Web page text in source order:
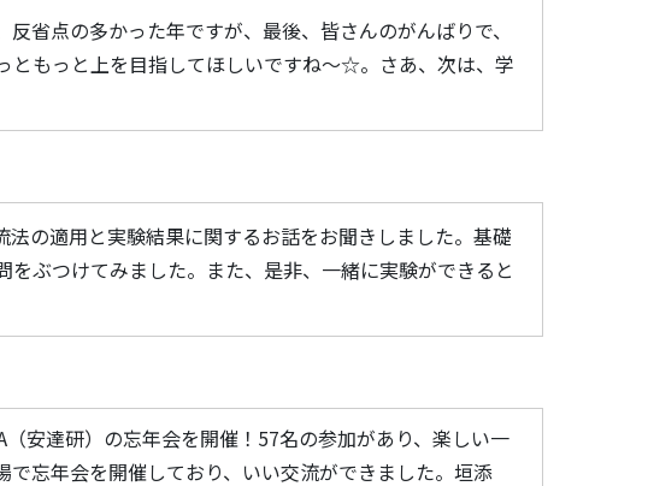
省点の多かった年ですが、最後、皆さんのがんばりで、
ともっと上を目指してほしいですね～☆。さあ、次は、学
の適用と実験結果に関するお話をお聞きしました。基礎
ぶつけてみました。また、是非、一緒に実験ができると
安達研）の忘年会を開催！57名の参加があり、楽しい一
忘年会を開催しており、いい交流ができました。垣添